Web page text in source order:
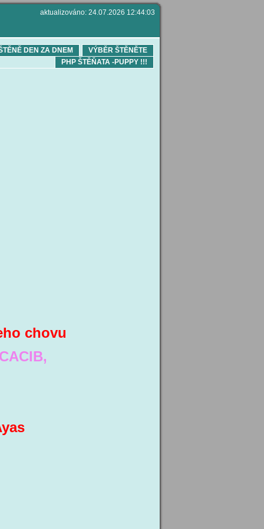
aktualizováno: 24.07.2026 12:44:03
VÝBĚR ŠTĚNĚTE
DEN ZA DNEM
PHP ŠTĚŇATA -PUPPY !!!
chovu